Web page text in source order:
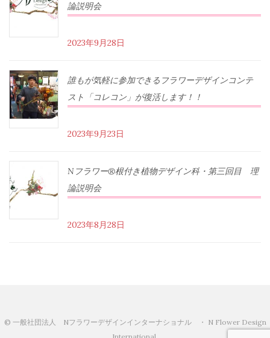
論説明会
2023年9月28日
誰もが気軽に参加できるフラワーデザインコンテ
スト「コレコン」が復活します！！
2023年9月23日
Nフラワー®根付き植物デザイン科・第三回目 理
論説明会
2023年8月28日
© 一般社団法人 Nフラワーデザインインターナショナル ・ N Flower Design